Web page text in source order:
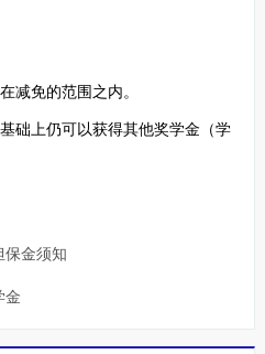
免的范围之内。
上仍可以获得其他奖学金（学
保金须知
金